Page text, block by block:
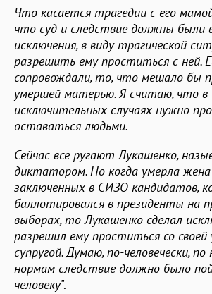
Что касается трагедии с его
что суд и следствие должны были
исключения, в виду трагической
разрешить ему проститься с ней.
сопровождали, то, что мешало бы
умершей матерью. Я считаю, что в
исключительных случаях нужно
оставаться людьми.
Сейчас все ругают Лукашенко,
диктатором. Но когда умерла жена
заключенных в СИЗО кандидатов,
баллотировался в президенты на
выборах, то Лукашенко сделал
разрешил ему проститься со
супругой. Думаю, по-человечески,
нормам следствие должно было
человеку".